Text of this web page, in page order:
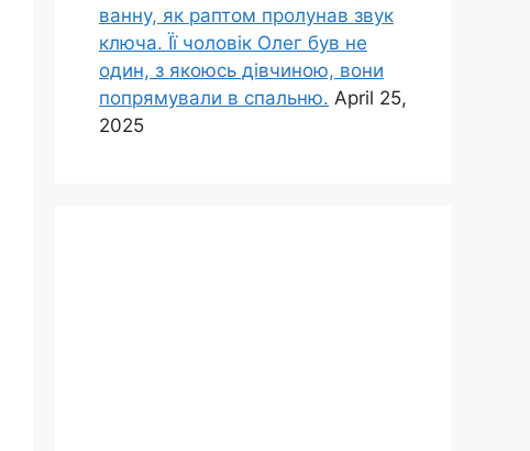
ванну, як раптом пролунав звук
ключа. Її чоловік Олег був не
один, з якоюсь дівчиною, вони
попрямували в спальню. April 25,
2025